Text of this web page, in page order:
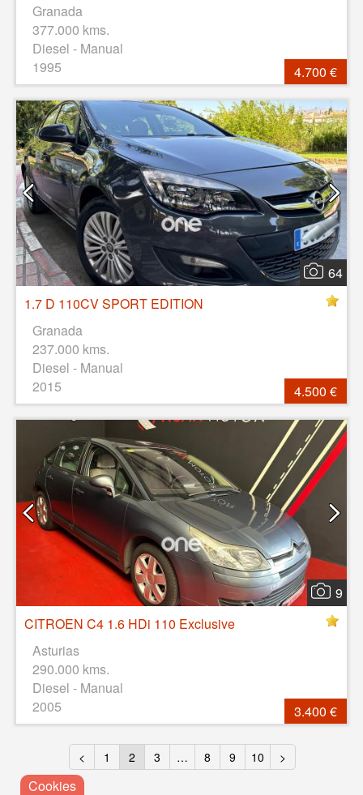
Granada
377.000 kms.
Diesel - Manual
1995
4.700 €
64
1.7 D 110CV SPORT EDITION
Granada
237.000 kms.
Diesel - Manual
2015
4.500 €
9
CITROEN C4 1.6 HDi 110 Exclusive
Asturias
290.000 kms.
Diesel - Manual
2005
3.400 €
< 1 2 3 … 8 9 10 >